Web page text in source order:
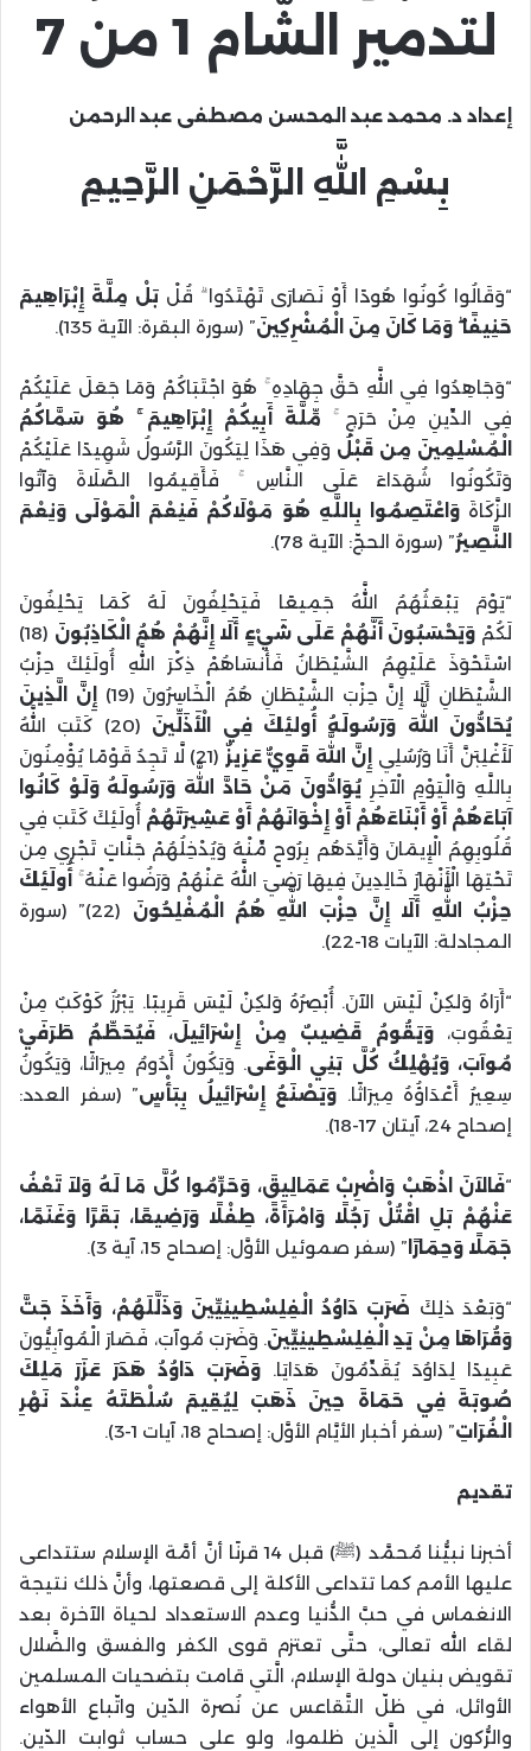
لتدمير الشَّام 1 من 7
إعداد د. محمد عبد المحسن مصطفى عبد الرحمن
بِسْمِ اللَّهِ الرَّحْمَنِ الرَّحِيمِ
“وَقَالُوا كُونُوا هُودًا أَوْ نَصَارَى تَهْتَدُوا ۗ قُلْ بَلْ مِلَّةَ إِبْرَاهِيمَ
حَنِيفًا ۖ وَمَا كَانَ مِنَ الْمُشْرِكِينَ” (سورة البقرة: الآية 135).
“وَجَاهِدُوا فِي اللَّهِ حَقَّ جِهَادِهِ ۚ هُوَ اجْتَبَاكُمْ وَمَا جَعَلَ عَلَيْكُمْ
فِي الدِّينِ مِنْ حَرَجٍ ۚ مِّلَّةَ أَبِيكُمْ إِبْرَاهِيمَ ۚ هُوَ سَمَّاكُمُ
الْمُسْلِمِينَ مِن قَبْلُ وَفِي هَذَا لِيَكُونَ الرَّسُولُ شَهِيدًا عَلَيْكُمْ
وَتَكُونُوا شُهَدَاءَ عَلَى النَّاسِ ۚ فَأَقِيمُوا الصَّلَاةَ وَآتُوا
الزَّكَاةَوَاعْتَصِمُوا بِاللَّهِ هُوَ مَوْلَاكُمْ فَنِعْمَ الْمَوْلَى وَنِعْمَ
النَّصِيرُ” (سورة الحجّ: الآية 78).
“يَوْمَ يَبْعَثُهُمُ اللَّهُ جَمِيعًا فَيَحْلِفُونَ لَهُ كَمَا يَحْلِفُونَ
لَكُمْ وَيَحْسَبُونَ أَنَّهُمْ عَلَى شَيْءٍ أَلَا إِنَّهُمْ هُمُ الْكَاذِبُونَ
(18)
اسْتَحْوَذَ عَلَيْهِمُ الشَّيْطَانُ فَأَنسَاهُمْ ذِكْرَ اللَّهِ أُولَئِكَ حِزْبُ
الشَّيْطَانِ أَلَا إِنَّ حِزْبَ الشَّيْطَانِ هُمُ الْخَاسِرُونَ (19)
إِنَّ الَّذِينَ
يُحَادُّونَ اللَّهَ وَرَسُولَهُ أُولئِكَ فِي الْأَذَلِّينَ
(20) كَتَبَ اللَّهُ
لَأَغْلِبَنَّ أَنَا وَرُسُلِي إِنَّ اللَّهَ قَوِيٌّ عَزِيزٌ
(21) لَّا تَجِدُ قَوْمًا يُؤْمِنُونَ
بِاللَّهِ وَالْيَوْمِ الْآخِرِ يُوَادُّونَ مَنْ حَادَّ اللَّهَ وَرَسُولَهُ وَلَوْ كَانُوا
آبَاءَهُمْ أَوْ أَبْنَاءَهُمْ أَوْ إِخْوَانَهُمْ أَوْ عَشِيرَتَهُمْ أُولَئِكَ كَتَبَ فِي
قُلُوبِهِمُ الْإِيمَانَ وَأَيَّدَهُم بِرُوحٍ مِّنْهُ وَيُدْخِلُهُمْ جَنَّاتٍ تَجْرِي مِن
تَحْتِهَا الْأَنْهَارُ خَالِدِينَ فِيهَا رَضِيَ اللَّهُ عَنْهُمْ وَرَضُوا عَنْهُ ۚ أُولَئِكَ
حِزْبُ اللَّهِ أَلَا إِنَّ حِزْبَ اللَّهِ هُمُ الْمُفْلِحُونَ
(22)” (سورة
المجادلة: الآيات 18-22).
“أَرَاهُ وَلكِنْ لَيْسَ الآنَ. أُبْصِرُهُ وَلكِنْ لَيْسَ قَرِيبًا. يَبْرُزُ كَوْكَبٌ مِنْ
يَعْقُوبَ،وَيَقُومُ قَضِيبٌ مِنْ إِسْرَائِيلَ، فَيُحَطِّمُ طَرَفَيْ
مُوآبَ، وَيُهْلِكُ كُلَّ بَنِي الْوَغَى. وَيَكُونُ أَدُومُ مِيرَاثًا، وَيَكُونُ
سِعِيرُ أَعْدَاؤُهُ مِيرَاثًا. وَيَصْنَعُ إِسْرَائِيلُ بِبَأْسٍ” (سفر العدد:
إصحاح 24، آيتان 17-18).
“فَالآنَ اذْهَبْ وَاضْرِبْ عَمَالِيقَ، وَحَرِّمُوا كُلَّ مَا لَهُ وَلاَ تَعْفُ
عَنْهُمْ بَلِ اقْتُلْ رَجُلًا وَامْرَأَةً، طِفْلًا وَرَضِيعًا، بَقَرًا وَغَنَمًا،
جَمَلًا وَحِمَارًا ” (سفر صموئيل الأوَّل: إصحاح 15، آية 3).
“وَبَعْدَ ذلِكَ ضَرَبَ دَاوُدُ الْفِلِسْطِينِيِّينَ وَذَلَّلَهُمْ، وَأَخَذَ جَتَّ
وَقُرَاهَا مِنْ يَدِ الْفِلِسْطِينِيِّينَ. وَضَرَبَ مُوآبَ، فَصَارَ الْمُوآبِيُّونَ
عَبِيدًا لِدَاوُدَ يُقَدِّمُونَ هَدَايَا. وَضَرَبَ دَاوُدُ هَدَرَ عَزَرَ مَلِكَ
صُوبَةَ فِي حَمَاةَ حِينَ ذَهَبَ لِيُقِيمَ سُلْطَتَهُ عِنْدَ نَهْرِ
الْفُرَاتِ” (سفر أخبار الأيَّام الأوَّل: إصحاح 18، آيات 1-3).
تقديم
أخبرنا نبيُّنا مُحمَّد (ﷺ) قبل 14 قرنًا أنَّ أمَّة الإسلام ستتداعى
عليها الأمم كما تتداعى الأكلة إلى قصعتها، وأنَّ ذلك نتيجة
الانغماس في حبَّ الدُّنيا وعدم الاستعداد لحياة الآخرة بعد
لقاء الله تعالى، حتَّى تعتزم قوى الكفر والفسق والضَّلال
تقويض بنيان دولة الإسلام، الَّتي قامت بتضحيات المسلمين
الأوائل، في ظلّ التَّقاعس عن نُصرة الدّين واتّباع الأهواء
والرُّكون إلى الَّذين ظلموا، ولو على حساب ثوابت الدّين.